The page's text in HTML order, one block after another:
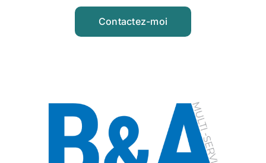
Contactez-moi